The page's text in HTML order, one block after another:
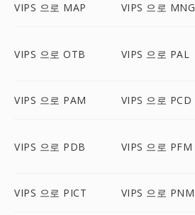
VIPS 으로 MAP VIPS 으로 MNG
VIPS 으로 OTB VIPS 으로 PAL
VIPS 으로 PAM VIPS 으로 PCD
VIPS 으로 PDB VIPS 으로 PFM
VIPS 으로 PICT VIPS 으로 PNM